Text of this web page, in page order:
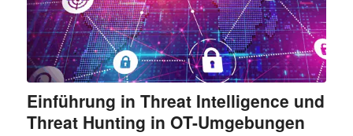
Einführung in Threat Intelligence und
Threat Hunting in OT-Umgebungen